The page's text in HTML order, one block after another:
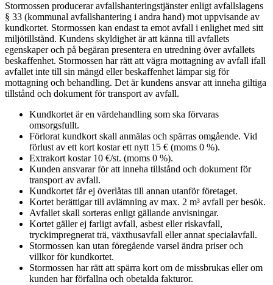
Stormossen producerar avfallshanteringstjänster enligt avfallslagens
§ 33 (kommunal avfallshantering i andra hand) mot uppvisande av
kundkortet. Stormossen kan endast ta emot avfall i enlighet med sitt
miljötillstånd. Kundens skyldighet är att känna till avfallets
egenskaper och på begäran presentera en utredning över avfallets
beskaffenhet. Stormossen har rätt att vägra mottagning av avfall ifall
avfallet inte till sin mängd eller beskaffenhet lämpar sig för
mottagning och behandling. Det är kundens ansvar att inneha giltiga
tillstånd och dokument för transport av avfall.
Kundkortet är en värdehandling som ska förvaras
omsorgsfullt.
Förlorat kundkort skall anmälas och spärras omgående. Vid
förlust av ett kort kostar ett nytt 15 € (moms 0 %).
Extrakort kostar 10 €/st. (moms 0 %).
Kunden ansvarar för att inneha tillstånd och dokument för
transport av avfall.
Kundkortet får ej överlåtas till annan utanför företaget.
Kortet berättigar till avlämning av max. 2 m³ avfall per besök.
Avfallet skall sorteras enligt gällande anvisningar.
Kortet gäller ej farligt avfall, asbest eller riskavfall,
tryckimpregnerat trä, växthusavfall eller annat specialavfall.
Stormossen kan utan föregående varsel ändra priser och
villkor för kundkortet.
Stormossen har rätt att spärra kort om de missbrukas eller om
kunden har förfallna och obetalda fakturor.